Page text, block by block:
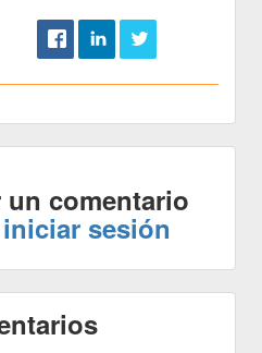
un comentario
iniciar sesión